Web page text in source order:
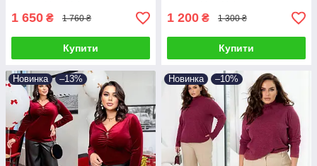
1 650 ₴ 1 760 ₴
Купити
1 200 ₴ 1 300 ₴
Купити
Новинка –13% Новинка –10%